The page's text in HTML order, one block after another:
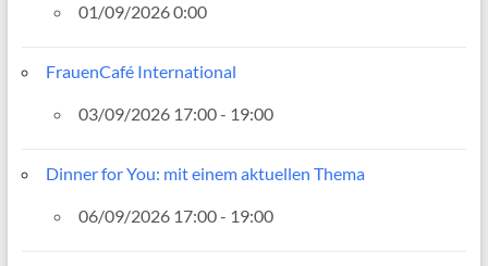
01/09/2026 0:00
FrauenCafé International
03/09/2026 17:00 - 19:00
Dinner for You: mit einem aktuellen Thema
06/09/2026 17:00 - 19:00